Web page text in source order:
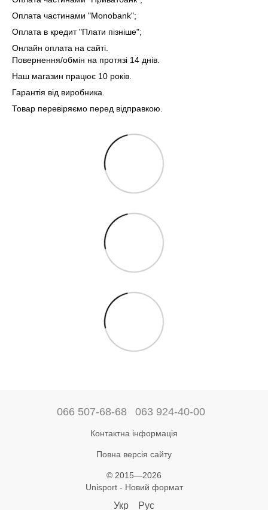
Оплата частинами "Monobank";
Оплата в кредит "Плати пізніше";
Онлайн оплата на сайті.
Повернення/обмін на протязі 14 днів.
Наш магазин працює 10 років.
Гарантія від виробника.
Товар перевіряємо перед відправкою.
066 507-68-68 063 924-40-00
Контактна інформація
Повна версія сайту
© 2015—2026
Unisport - Новий формат
Укр Рус